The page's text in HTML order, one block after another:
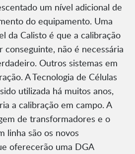
um nível adicional de
do equipamento. Uma
da Calisto é que a calibração
conseguinte, não é necessária
Outros sistemas em
A Tecnologia de Células
utilizada há muitos anos,
a calibração em campo. A
de transformadores e o
linha são os novos
oferecerão uma DGA